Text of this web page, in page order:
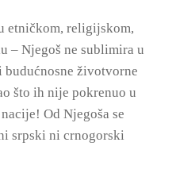
etničkom, religijskom,
– Njegoš ne sublimira u
budućnosne životvorne
što ih nije pokrenuo u
Od Njegoša se
srpski ni crnogorski